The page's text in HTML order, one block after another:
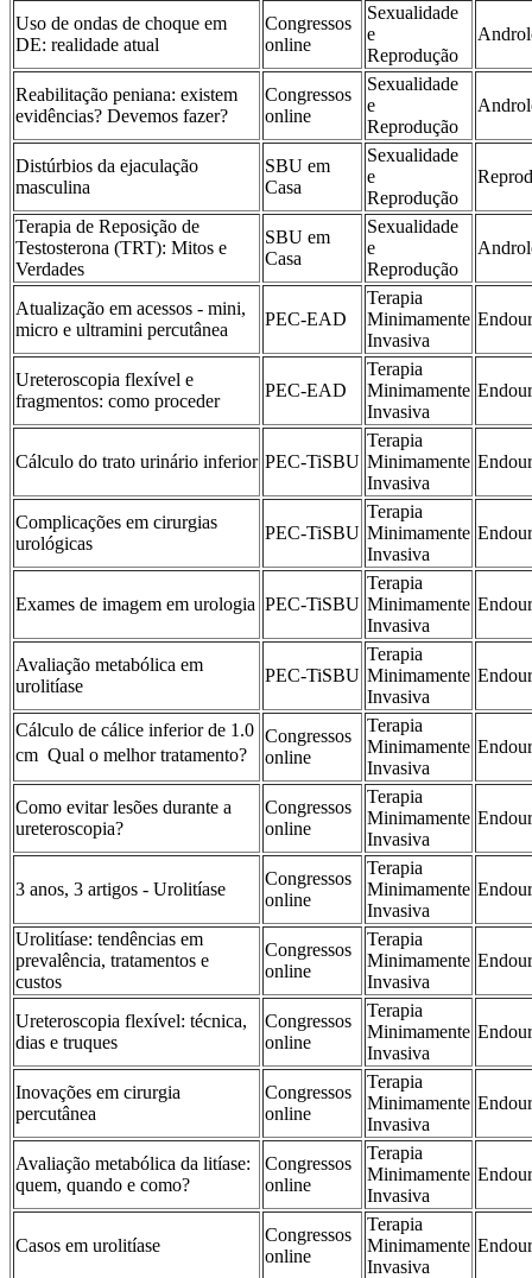
Uso de ondas de choque em
DE: realidade atual
Congressos
online
Sexualidade
e
Reprodução
Reabilitação peniana: existem
evidências? Devemos fazer?
Congressos
online
Sexualidade
e
Reprodução
Distúrbios da ejaculação
masculina
SBU em
Casa
Sexualidade
e
Reprodução
Terapia de Reposição de
Testosterona (TRT): Mitos e
Verdades
SBU em
Casa
Sexualidade
e
Reprodução
Atualização em acessos - mini,
micro e ultramini percutânea
PEC-EAD
Terapia
Minimamente
Invasiva
Ureteroscopia flexível e
fragmentos: como proceder
PEC-EAD
Terapia
Minimamente
Invasiva
Cálculo do trato urinário inferior PEC-TiSBU
Terapia
Minimamente
Invasiva
Complicações em cirurgias
urológicas
PEC-TiSBU
Terapia
Minimamente
Invasiva
Exames de imagem em urologia PEC-TiSBU
Terapia
Minimamente
Invasiva
Avaliação metabólica em
urolitíase
PEC-TiSBU
Terapia
Minimamente
Invasiva
Cálculo de cálice inferior de 1.0
cm  Qual o melhor tratamento?
Congressos
online
Terapia
Minimamente
Invasiva
Como evitar lesões durante a
ureteroscopia?
Congressos
online
Terapia
Minimamente
Invasiva
3 anos, 3 artigos - Urolitíase
Congressos
online
Terapia
Minimamente
Invasiva
Urolitíase: tendências em
prevalência, tratamentos e
custos
Congressos
online
Terapia
Minimamente
Invasiva
Ureteroscopia flexível: técnica,
dias e truques
Congressos
online
Terapia
Minimamente
Invasiva
Inovações em cirurgia
percutânea
Congressos
online
Terapia
Minimamente
Invasiva
Avaliação metabólica da litíase:
quem, quando e como?
Congressos
online
Terapia
Minimamente
Invasiva
Casos em urolitíase
Congressos
online
Terapia
Minimamente
Invasiva